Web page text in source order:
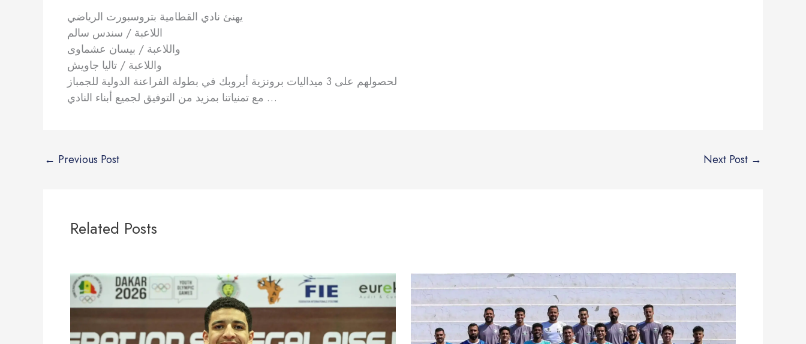
يهنئ نادي القطامية بتروسبورت الرياضي
اللاعبة / سندس سالم
واللاعبة / بيسان عشماوى
واللاعبة / تاليا جاويش
لحصولهم على 3 ميداليات برونزية أيروبك في بطولة الفراعنة الدولية للجمباز
مع تمنياتنا بمزيد من التوفيق لجميع أبناء النادي …
← Previous Post Next Post →
Related Posts